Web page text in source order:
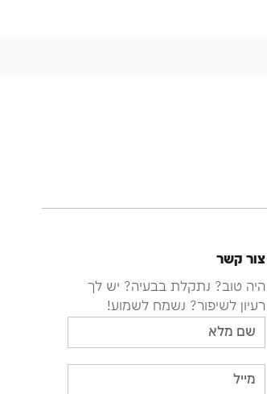
צור קשר
היה טוב? נתקלת בבעיה? יש לך
רעיון לשיפור? נשמח לשמוע!